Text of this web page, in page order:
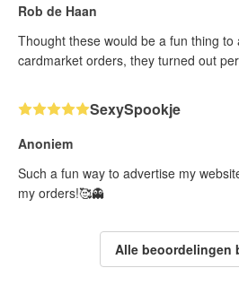
Rob de Haan
Thought these would be a fun thing to
cardmarket orders, they turned out
SexySpookje
Anoniem
Such a fun way to advertise my
my orders!🥰👻
Alle beoordelingen